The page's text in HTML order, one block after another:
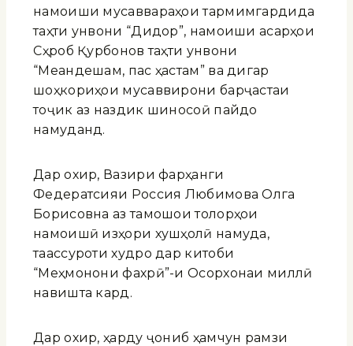
намоиши мусаввараҳои тармимгардида
таҳти унвони “Дидор”, намоиши асарҳои
Сӯҳроб Қурбонов таҳти унвони
“Меандешам, пас ҳастам” ва дигар
шоҳкориҳои мусаввирони барҷастаи
тоҷик аз наздик шиносоӣ пайдо
намуданд.
Дар охир, Вазири фарҳанги
Федератсияи Россия Любимова Олга
Борисовна аз тамошои толорҳои
намоишӣ изҳори хушҳолӣ намуда,
таассуроти худро дар китоби
“Меҳмонони фахрӣ”-и Осорхонаи миллӣ
навишта кард.
Дар охир, ҳарду ҷониб ҳамчун рамзи